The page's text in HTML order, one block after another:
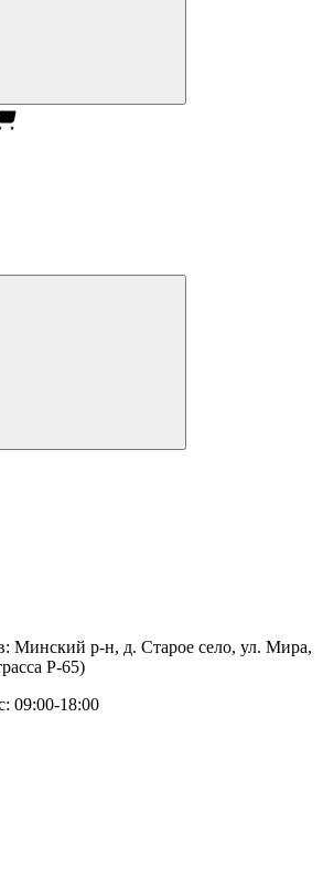
Минский р-н, д. Старое село, ул. Мира,
P-65)
09:00-18:00